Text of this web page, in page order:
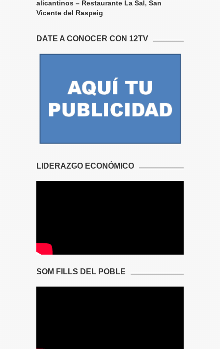
alicantinos – Restaurante La Sal, San
Vicente del Raspeig
DATE A CONOCER CON 12TV
LIDERAZGO ECONÓMICO
SOM FILLS DEL POBLE